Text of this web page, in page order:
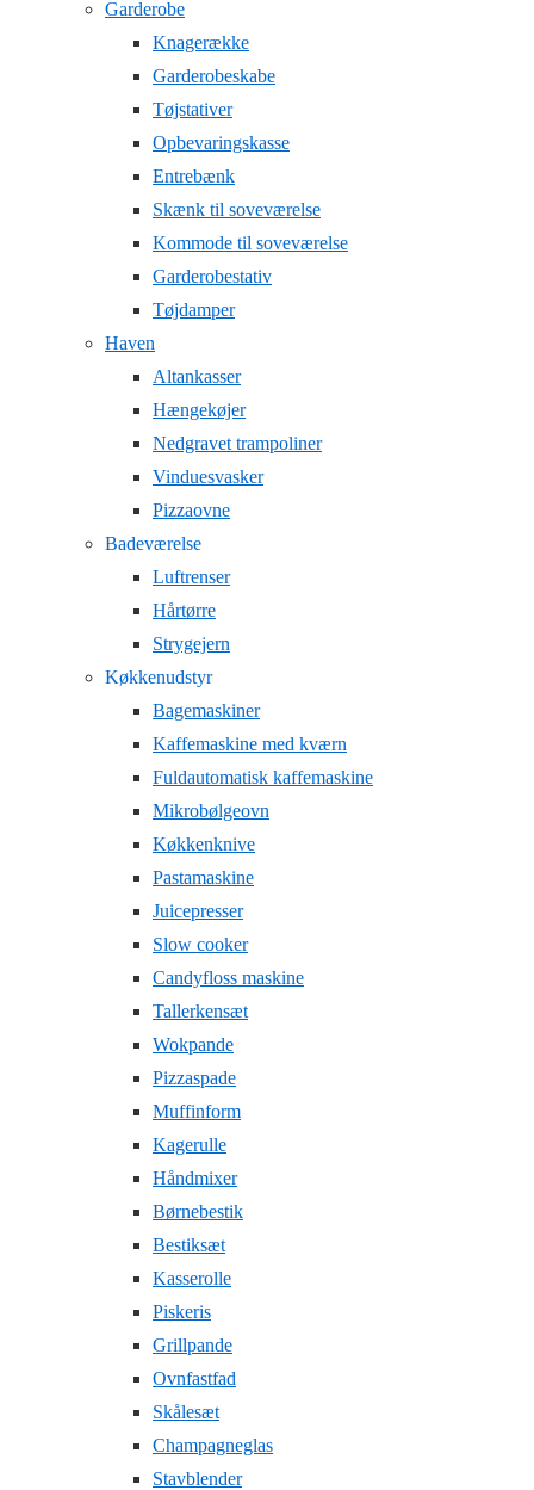
Garderobe
Knagerække
Garderobeskabe
Tøjstativer
Opbevaringskasse
Entrebænk
Skænk til soveværelse
Kommode til soveværelse
Garderobestativ
Tøjdamper
Haven
Altankasser
Hængekøjer
Nedgravet trampoliner
Vinduesvasker
Pizzaovne
Badeværelse
Luftrenser
Hårtørre
Strygejern
Køkkenudstyr
Bagemaskiner
Kaffemaskine med kværn
Fuldautomatisk kaffemaskine
Mikrobølgeovn
Køkkenknive
Pastamaskine
Juicepresser
Slow cooker
Candyfloss maskine
Tallerkensæt
Wokpande
Pizzaspade
Muffinform
Kagerulle
Håndmixer
Børnebestik
Bestiksæt
Kasserolle
Piskeris
Grillpande
Ovnfastfad
Skålesæt
Champagneglas
Stavblender